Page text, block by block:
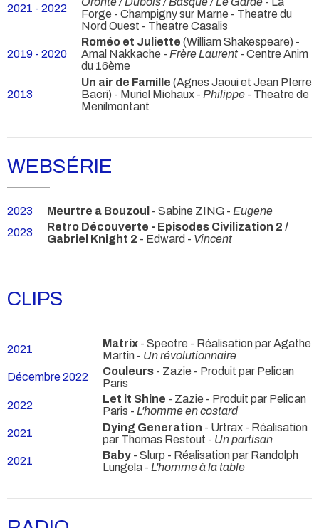
2021 - 2022
Forge - Champigny sur Marne - Theatre du
Nord Ouest - Theatre Casalis
2019 - 2020
Roméo et Juliette (William Shakespeare) -
Amal Nakkache - Frère Laurent - Centre Anim
du 16ème
2013
Un air de Famille (Agnes Jaoui et Jean PIerre
Bacri) - Muriel Michaux - Philippe - Theatre de
Menilmontant
WEBSÉRIE
2023 Meurtre a Bouzoul - Sabine ZING - Eugene
2023
Retro Découverte - Episodes Civilization 2 /
Gabriel Knight 2 - Edward - Vincent
CLIPS
2021 Matrix - Spectre - Réalisation par Agathe
Martin - Un révolutionnaire
Décembre 2022
Couleurs - Zazie - Produit par Pelican
Paris
2022
Let it Shine - Zazie - Produit par Pelican
Paris - L'homme en costard
2021
Dying Generation - Urtrax - Réalisation
par Thomas Restout - Un partisan
2021
Baby - Slurp - Réalisation par Randolph
Lungela - L'homme à la table